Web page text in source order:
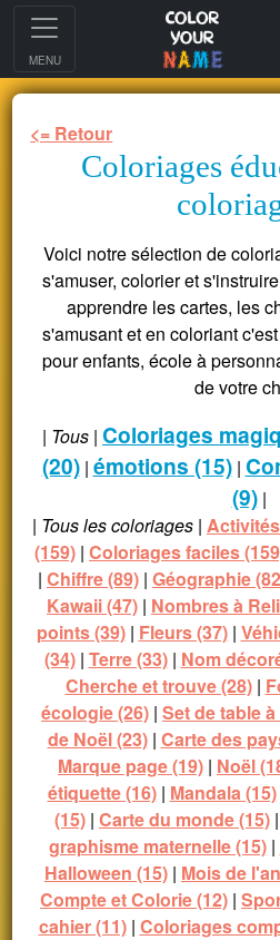
MENU
<= Retour
Coloriages
Voici notre sélection de
s'amuser, colorier et
apprendre les cartes, les
s'amusant et en coloriant
pour enfants, école à
de votre
| Tous | Coloriages
(20)| émotions (15)|
(9)|
| Tous les coloriages |
(159) | Coloriages faciles
| Chiffre (89) | Géographie
Kawaii (47) | Nombres à
points (39)| Fleurs (37)|
(34)| Terre (33)| Nom
Cherche et trouve (28)|
écologie (26) | Set de table
de Noël (23)| Carte des
Marque page (19) | Noël
étiquette (16)| Mandala (15)
(15) | Carte du monde (15) |
graphisme maternelle (15)|
Halloween (15) | Mois de
Compte et Colorie (12) |
cahier (11)| Coloriages